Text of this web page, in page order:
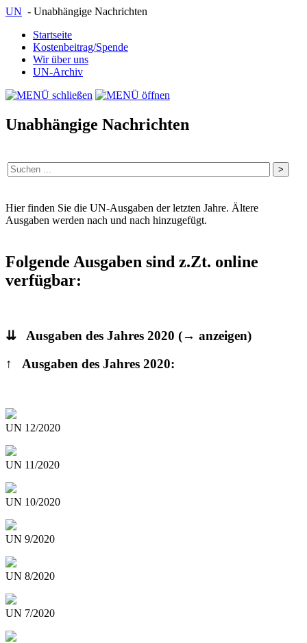
UN - Unabhängige Nachrichten
Startseite
Kostenbeitrag/Spende
Wir über uns
UN-Archiv
Unabhängige Nachrichten
Hier finden Sie die UN-Ausgaben der letzten Jahre. Ältere
Ausgaben werden nach und nach hinzugefügt.
Folgende Ausgaben sind z.Zt. online
verfügbar:
⇊ Ausgaben des Jahres 2020 (→ anzeigen)
↑ Ausgaben des Jahres 2020:
UN 12/2020
UN 11/2020
UN 10/2020
UN 9/2020
UN 8/2020
UN 7/2020